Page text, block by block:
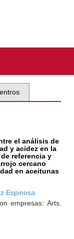
el análisis de
y acidez en la
referencia y
cercano
en aceitunas
Espinosa
empresas: Arts.